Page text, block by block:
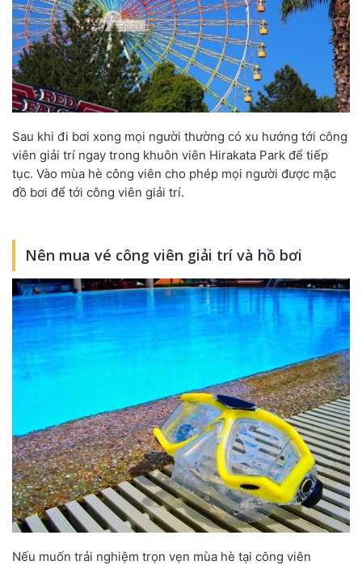
Sau khi đi bơi xong mọi người thường có xu hướng tới công
viên giải trí ngay trong khuôn viên Hirakata Park để tiếp
tục. Vào mùa hè công viên cho phép mọi người được mặc
đồ bơi để tới công viên giải trí.
Nên mua vé công viên giải trí và hồ bơi
Nếu muốn trải nghiệm trọn vẹn mùa hè tại công viên